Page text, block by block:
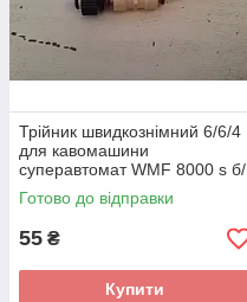
Трійник швидкознімний 6/6/4
для кавомашини
суперавтомат WMF 8000 s б/
у 1 шт.
Готово до відправки
55 ₴
Купити